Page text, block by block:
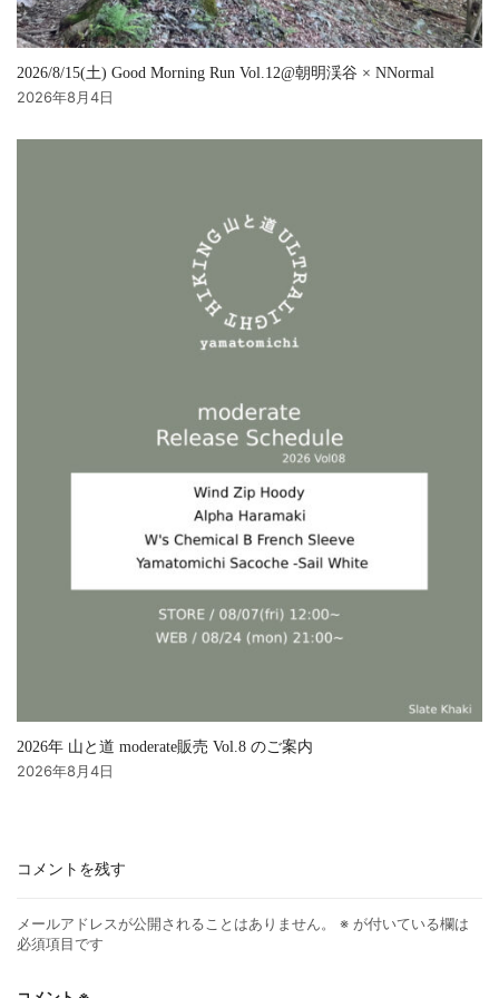
2026/8/15(土) Good Morning Run Vol.12@朝明渓谷 × NNormal
2026年8月4日
2026年 山と道 moderate販売 Vol.8 のご案内
2026年8月4日
コメントを残す
メールアドレスが公開されることはありません。 ※ が付いている欄は
必須項目です